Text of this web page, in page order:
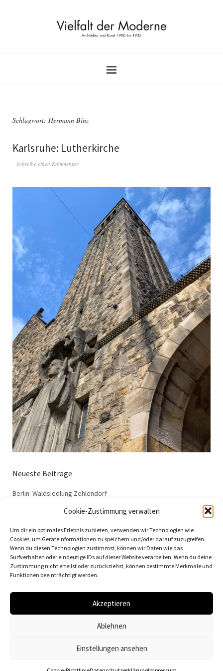
Cookie-Zustimmung verwalten
Um dir ein optimales Erlebnis zu bieten, verwenden wir Technologien wie
Cookies, um Geräteinformationen zu speichern und/oder darauf zuzugreifen.
Wenn du diesen Technologien zustimmst, können wir Daten wie das
Surfverhalten oder eindeutige IDs auf dieser Website verarbeiten. Wenn du deine
Zustimmung nicht erteilst oder zurückziehst, können bestimmte Merkmale und
Funktionen beeinträchtigt werden.
Akzeptieren
Ablehnen
Einstellungen ansehen
Schlagwort: Hermann Binz
Karlsruhe: Lutherkirche
Schreibe einen Kommentar
Neueste Beiträge
Berlin: Waldsiedlung Zehlendorf
Dessau: Haus Anton
Dessau: Arbeitsamt
Dessau: 100 Jahre Bauhaus
Vielfalt der Moderne | Daniela Christmann